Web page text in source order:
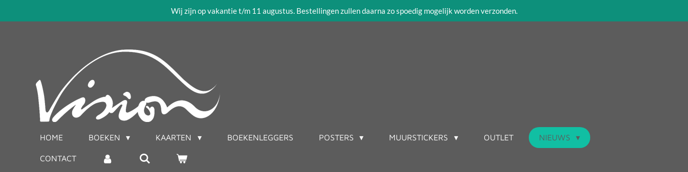
Wij zijn op vakantie t/m 11 augustus. Bestellingen zullen daarna zo spoedig mogelijk worden verzonden.
HOME BOEKEN KAARTEN BOEKENLEGGERS POSTERS MUURSTICKERS OUTLET NIEUWS
CONTACT